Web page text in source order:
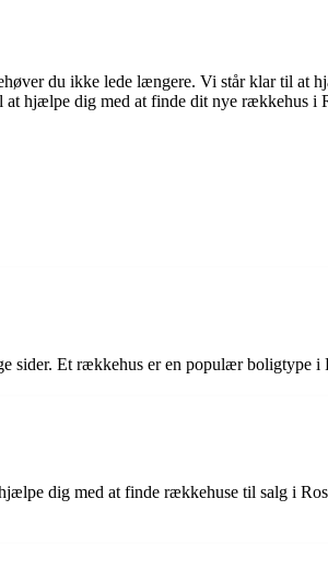
du ikke lede længere. Vi står klar til at
at hjælpe dig med at finde dit nye rækkehus i
sider. Et rækkehus er en populær boligtype
dig med at finde rækkehuse til salg i